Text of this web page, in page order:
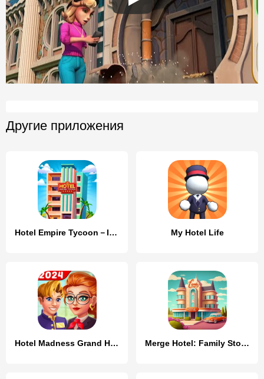
Другие приложения
Hotel Empire Tycoon－Idle Game My Hotel Life
Hotel Madness Grand Hotel Merge Hotel: Family Story Game